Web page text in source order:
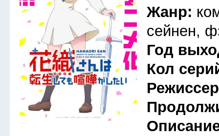
Жанр:
сейнен,
Год
Кол